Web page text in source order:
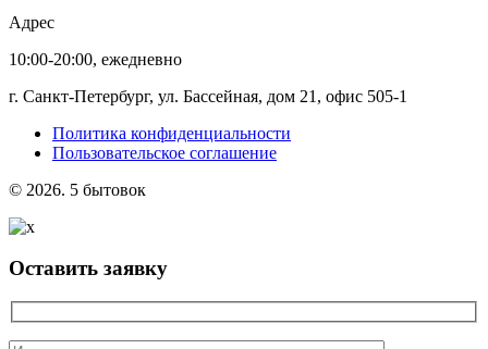
Адрес
10:00-20:00, ежедневно
г. Санкт-Петербург, ул. Бассейная, дом 21, офис 505-1
Политика конфиденциальности
Пользовательское соглашение
© 2026. 5 бытовок
Оставить заявку